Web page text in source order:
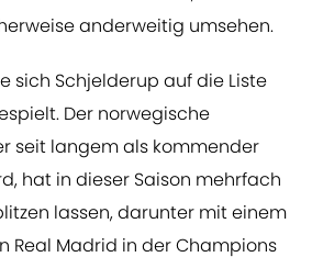
anderweitig umsehen.
sich Schjelderup auf die Liste
Der norwegische
seit langem als kommender
hat in dieser Saison mehrfach
lassen, darunter mit einem
Real Madrid in der Champions